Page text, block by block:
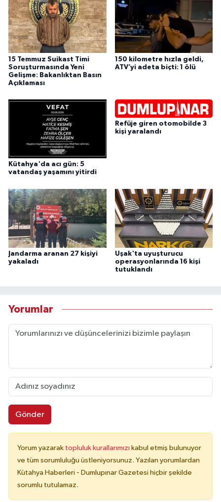
15 Temmuz Suikast Timi
Soruşturmasında Yeni
Gelişme: Bakanlıktan Basın
Açıklaması
150 kilometre hızla geldi,
ATV’yi adeta biçti: 1 ölü
Kütahya'da acı gün: 5
vatandaş yaşamını yitirdi
Refüje giren otomobilde 3
kişi yaralandı
Jandarma aranan 27 kişiyi
yakaladı
Uşak'ta uyuşturucu
operasyonlarında 16 kişi
tutuklandı
Yorumlar
Gönder
Yorum yazarak topluluk kurallarımızı kabul etmiş bulunuyor
ve tüm sorumluluğu üstleniyorsunuz. Yazılan yorumlardan
Kütahya Haberleri - Dumlupınar Gazetesi hiçbir şekilde
sorumlu tutulamaz.